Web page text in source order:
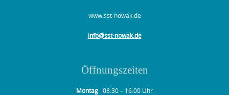
www.sst-nowak.de
info@sst-nowak.de
Öffnungszeiten
Montag 08.30 – 16.00 Uhr